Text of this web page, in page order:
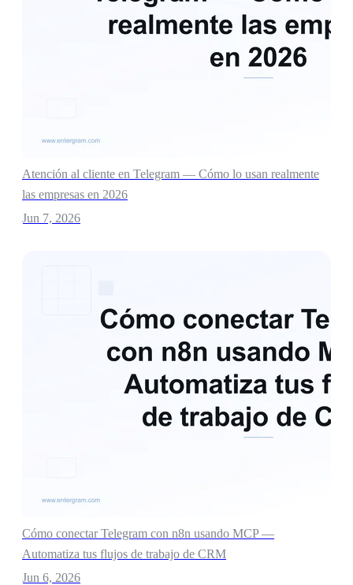
Atención al cliente en Telegram — Cómo lo usan realmente
las empresas en 2026
Jun 7, 2026
Cómo conectar Telegram con n8n usando MCP —
Automatiza tus flujos de trabajo de CRM
Jun 6, 2026